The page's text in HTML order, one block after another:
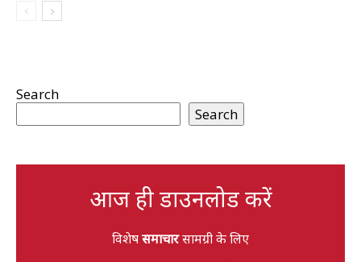
Search
Search
आज ही डाउनलोड करें
विशेषसमाचारसामग्री के लिए